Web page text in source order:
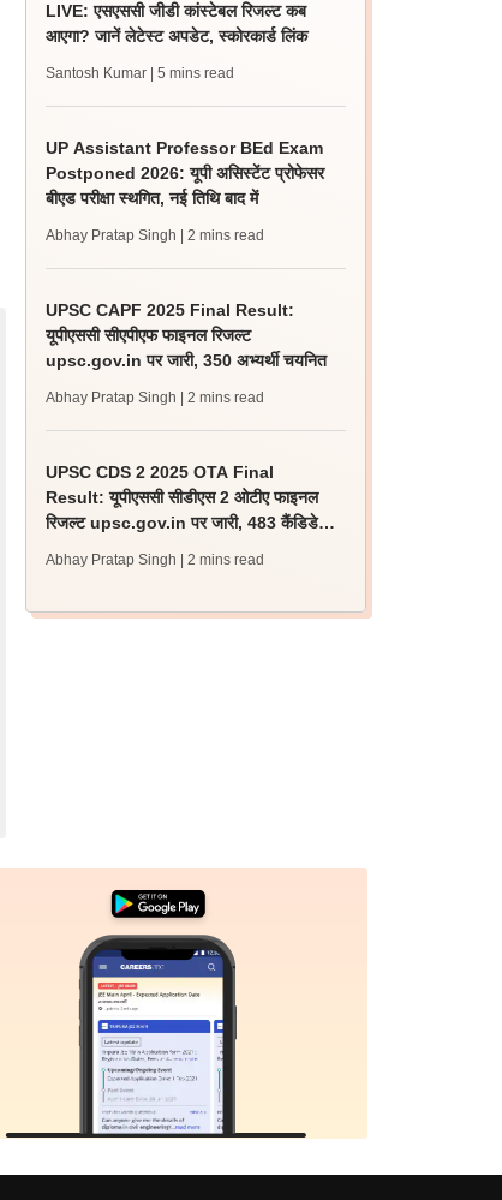
LIVE: एसएससी जीडी कांस्टेबल रिजल्ट कब
आएगा? जानें लेटेस्ट अपडेट, स्कोरकार्ड लिंक
Santosh Kumar | 5 mins read
UP Assistant Professor BEd Exam
Postponed 2026: यूपी असिस्टेंट प्रोफेसर
बीएड परीक्षा स्थगित, नई तिथि बाद में
Abhay Pratap Singh | 2 mins read
UPSC CAPF 2025 Final Result:
यूपीएससी सीएपीएफ फाइनल रिजल्ट
upsc.gov.in पर जारी, 350 अभ्यर्थी चयनित
Abhay Pratap Singh | 2 mins read
UPSC CDS 2 2025 OTA Final
Result: यूपीएससी सीडीएस 2 ओटीए फाइनल
रिजल्ट upsc.gov.in पर जारी, 483 कैंडिडेट
Abhay Pratap Singh | 2 mins read